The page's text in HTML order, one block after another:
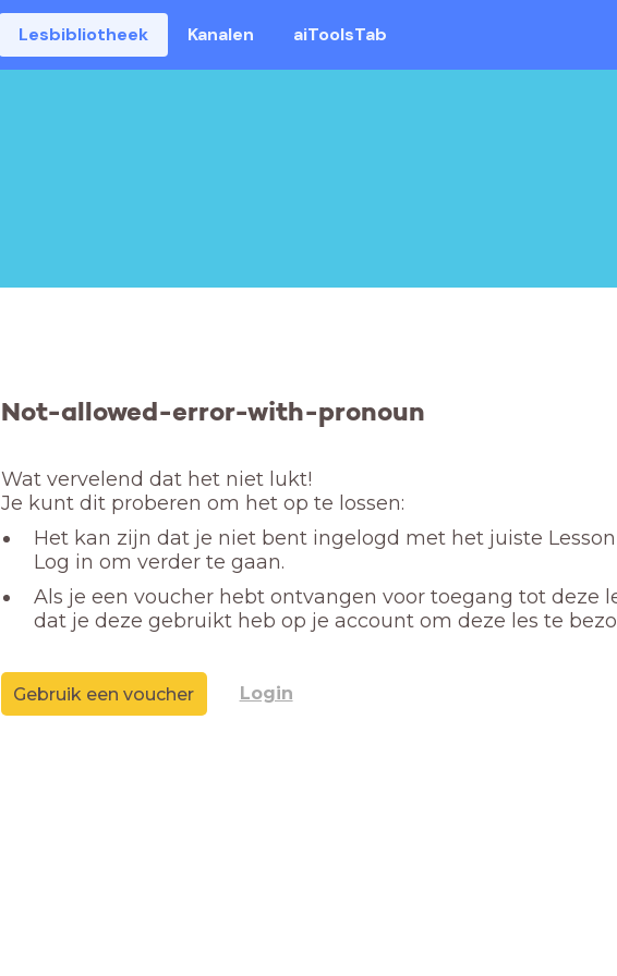
Lesbibliotheek Kanalen aiToolsTab
Not-allowed-error-with-pronoun
Wat vervelend dat het niet lukt!
Je kunt dit proberen om het op te lossen:
Het kan zijn dat je niet bent ingelogd met het juiste
Log in om verder te gaan.
Als je een voucher hebt ontvangen voor toegang tot deze
dat je deze gebruikt heb op je account om deze les te
Gebruik een voucher Login